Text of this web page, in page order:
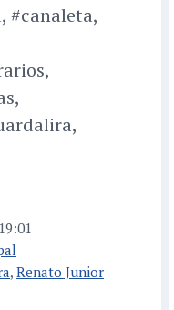
#canaleta,
, Renato Junior